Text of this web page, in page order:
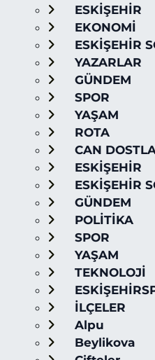
ESKİŞEHİR
EKONOMİ
ESKİŞEHİR
YAZARLAR
GÜNDEM
SPOR
YAŞAM
ROTA
CAN
ESKİŞEHİR
ESKİŞEHİR
GÜNDEM
POLİTİKA
SPOR
YAŞAM
TEKNOLOJİ
İLÇELER
Alpu
Beylikova